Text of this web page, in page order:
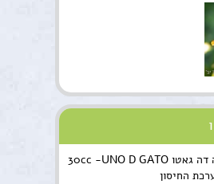
תמצית אם האוניה דה גאטו 30cc -UNO D GATO
החיסון